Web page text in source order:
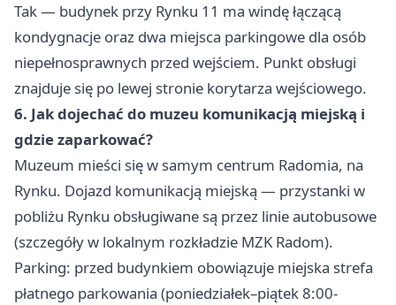
Tak — budynek przy Rynku 11 ma windę łączącą
kondygnacje oraz dwa miejsca parkingowe dla osób
niepełnosprawnych przed wejściem. Punkt obsługi
znajduje się po lewej stronie korytarza wejściowego.
6. Jak dojechać do muzeu komunikacją miejską i
gdzie zaparkować?
Muzeum mieści się w samym centrum Radomia, na
Rynku. Dojazd komunikacją miejską — przystanki w
pobliżu Rynku obsługiwane są przez linie autobusowe
(szczegóły w lokalnym rozkładzie MZK Radom).
Parking: przed budynkiem obowiązuje miejska strefa
płatnego parkowania (poniedziałek–piątek 8:00-